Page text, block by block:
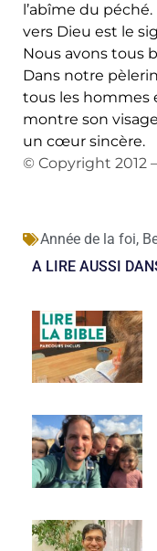
l’abîme du
vers Dieu est le
Nous avons tous
Dans notre
tous les hommes
montre son
un cœur sincère.
© Copyright 2012
Année de la foi,
A LIRE AUSSI